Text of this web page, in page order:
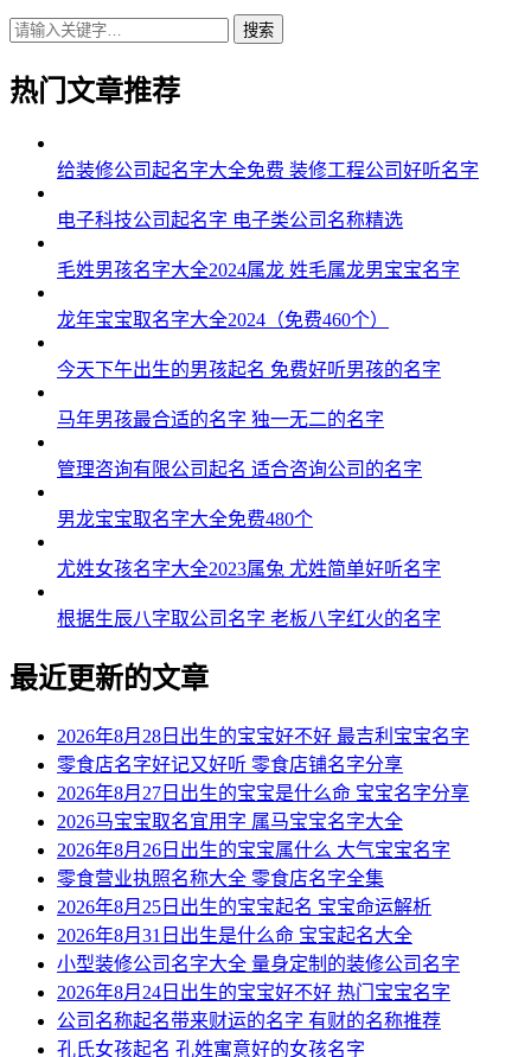
43、杜东伦、杜宽烁、杜晨迪、杜虎宥、杜亚弘
44、杜戈翰、杜江海、杜振浩、杜伦译、杜海梁
46、杜泽宽、杜海泽、杜海伦、杜桦炎、杜庚宸
47、杜强曜、杜擎光、杜道霖、杜弘炎、杜寅诺
48、杜朴烁、杜宸瑾、杜龙东、杜百新、杜伦辰
49、杜旭牧、杜斌琛、杜浩瀚、杜旭望、杜震志
50、杜远光、杜威宽、杜奕尊、杜弘弘、杜博威
51、杜启标、杜俊兴、杜彦辰、杜博阳、杜辉迪
52、杜泽迪、杜译白、杜海云、杜廷元、杜虎俊
53、杜卓博、杜伦泽、杜盛博、杜海烁、杜译浩
54、杜志伦、杜远道、杜拓唯、杜进旭、杜瑞桦
55、杜浩炎、杜晗浩、杜彦源、杜弘正、杜曜宇
58、杜颜辉、杜源庚、杜泽旭、杜霖海、杜弘海
59、杜元炎、杜旻宇、杜森翔、杜弘寅、杜绍译
60、杜杉郎、杜卓博、杜宸曜、杜廷辉、杜华远
61、杜俊郎、杜石凡、杜运道、杜迪棕、杜霆刚
62、杜晏启、杜源森、杜道译、杜毅海、杜超宽
63、杜锦乔、杜炎彦、杜彦道、杜泽新、杜烁亦
64、杜临宇、杜正俊、杜博嘉、杜宇任、杜森斌
搜索
热门文章推荐
给装修公司起名字大全免费 装修工程公司好听名字
电子科技公司起名字 电子类公司名称精选
毛姓男孩名字大全2024属龙 姓毛属龙男宝宝名字
龙年宝宝取名字大全2024（免费460个）
今天下午出生的男孩起名 免费好听男孩的名字
马年男孩最合适的名字 独一无二的名字
管理咨询有限公司起名 适合咨询公司的名字
男龙宝宝取名字大全免费480个
尤姓女孩名字大全2023属兔 尤姓简单好听名字
根据生辰八字取公司名字 老板八字红火的名字
最近更新的文章
2026年8月28日出生的宝宝好不好 最吉利宝宝名字
零食店名字好记又好听 零食店铺名字分享
2026年8月27日出生的宝宝是什么命 宝宝名字分享
2026马宝宝取名宜用字 属马宝宝名字大全
2026年8月26日出生的宝宝属什么 大气宝宝名字
零食营业执照名称大全 零食店名字全集
2026年8月25日出生的宝宝起名 宝宝命运解析
2026年8月31日出生是什么命 宝宝起名大全
小型装修公司名字大全 量身定制的装修公司名字
2026年8月24日出生的宝宝好不好 热门宝宝名字
公司名称起名带来财运的名字 有财的名称推荐
孔氏女孩起名 孔姓寓意好的女孩名字